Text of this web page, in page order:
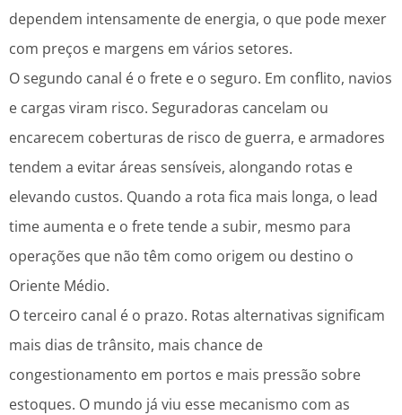
dependem intensamente de energia, o que pode mexer
com preços e margens em vários setores.
O segundo canal é o frete e o seguro. Em conflito, navios
e cargas viram risco. Seguradoras cancelam ou
encarecem coberturas de risco de guerra, e armadores
tendem a evitar áreas sensíveis, alongando rotas e
elevando custos. Quando a rota fica mais longa, o lead
time aumenta e o frete tende a subir, mesmo para
operações que não têm como origem ou destino o
Oriente Médio.
O terceiro canal é o prazo. Rotas alternativas significam
mais dias de trânsito, mais chance de
congestionamento em portos e mais pressão sobre
estoques. O mundo já viu esse mecanismo com as